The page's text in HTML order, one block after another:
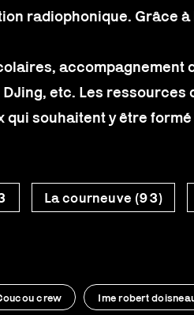
radiophonique. Grâce
accompagnement
etc. Les
souhaitent y être
La courneuve (93)
crew Ime robert